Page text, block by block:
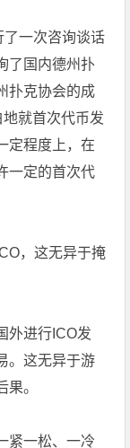
了一次咨询谈话
了国内德州扑
扑克协会的成
就首次代币发
定程度上，在
一定的首次代
，这无异于掩
外进行ICO发
。这无异于游
。
紧一松、一冷